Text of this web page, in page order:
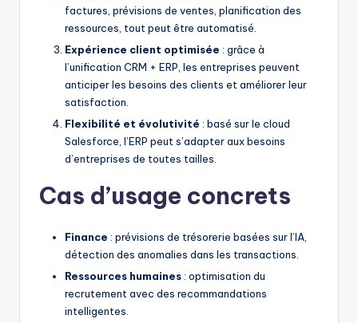
factures, prévisions de ventes, planification des
ressources, tout peut être automatisé.
Expérience client optimisée : grâce à
l’unification CRM + ERP, les entreprises peuvent
anticiper les besoins des clients et améliorer leur
satisfaction.
Flexibilité et évolutivité : basé sur le cloud
Salesforce, l’ERP peut s’adapter aux besoins
d’entreprises de toutes tailles.
Cas d’usage concrets
Finance : prévisions de trésorerie basées sur l’IA,
détection des anomalies dans les transactions.
Ressources humaines : optimisation du
recrutement avec des recommandations
intelligentes.